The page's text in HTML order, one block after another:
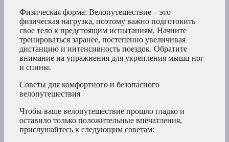
Физическая форма: Велопутешествие – это
физическая нагрузка, поэтому важно подготовить
свое тело к предстоящим испытаниям. Начните
тренироваться заранее, постепенно увеличивая
дистанцию и интенсивность поездок. Обратите
внимание на упражнения для укрепления мышц ног
и спины.
Советы для комфортного и безопасного
велопутешествия
Чтобы ваше велопутешествие прошло гладко и
оставило только положительные впечатления,
прислушайтесь к следующим советам: